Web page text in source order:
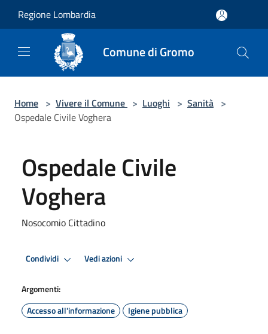
Regione Lombardia
Comune di Gromo
Home > Vivere il Comune > Luoghi > Sanità >
Ospedale Civile Voghera
Ospedale Civile
Voghera
Nosocomio Cittadino
Condividi Vedi azioni
Argomenti:
Accesso all'informazione
Igiene pubblica